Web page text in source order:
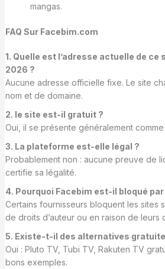
mangas.
FAQ Sur Facebim.com
1. Quelle est l’adresse actuelle de ce
2026 ?
Aucune adresse officielle fixe. Le site
nom et de domaine.
2. le site est-il gratuit ?
Oui, il se présente généralement comme
3. La plateforme est-elle légal ?
Probablement non : aucune preuve de
certifie sa légalité.
4. Pourquoi Facebim est-il bloqué
Certains fournisseurs bloquent les sites
de droits d’auteur ou en raison de leurs
5. Existe-t-il des alternatives
Oui : Pluto TV, Tubi TV, Rakuten TV
bons exemples.